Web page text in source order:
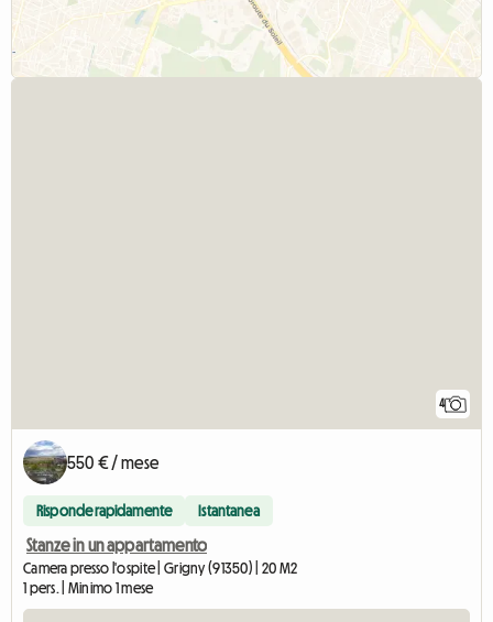
4
550 € / mese
Risponde rapidamente Istantanea
Stanze in un appartamento
Camera presso l'ospite | Grigny (91350) | 20 M2
1 pers. | Minimo 1 mese